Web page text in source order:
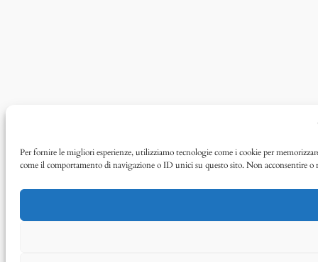
Per fornire le migliori esperienze, utilizziamo tecnologie come i cookie per
come il comportamento di navigazione o ID unici su questo sito. Non acconsentire